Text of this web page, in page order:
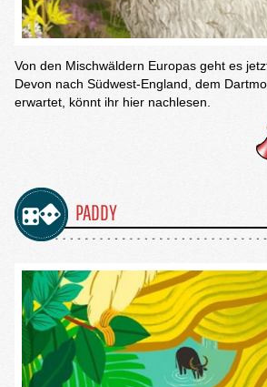
Von den Mischwäldern Europas geht es
Devon nach Südwest-England, dem
erwartet, könnt ihr hier nachlesen.
PADDY